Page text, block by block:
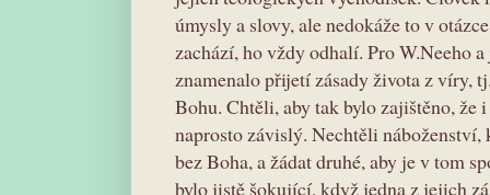
úmysly a slovy, ale nedokáže to v
zachází, ho vždy odhalí. Pro W.Neeho
znamenalo přijetí zásady života z víry,
Bohu. Chtěli, aby tak bylo zajištěno,
naprosto závislý. Nechtěli
bez Boha, a žádat druhé, aby je v tom
bylo jistě šokující, když jedna z jejich